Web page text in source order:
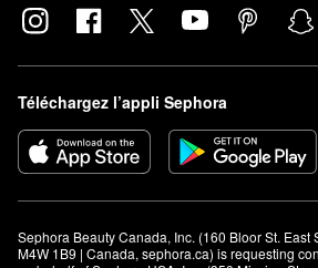
Téléchargez l’appli Sephora
Sephora Beauty Canada, Inc. (160 Bloor St. East
M4W 1B9 | Canada, sephora.ca) is requesting